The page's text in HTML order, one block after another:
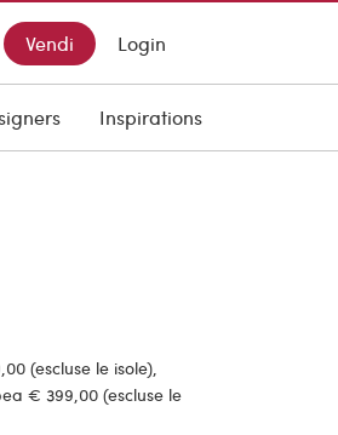
Vendi Login
Inspirations
(escluse le isole),
€ 399,00 (escluse le